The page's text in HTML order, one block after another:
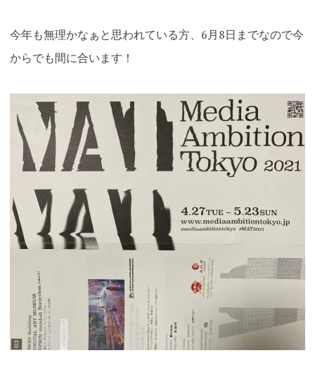
今年も無理かなぁと思われている方、6月8日までなので今
からでも間に合います！